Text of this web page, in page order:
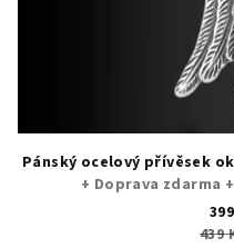
Pánský ocelový přívěsek
+ Doprava zdarma
439